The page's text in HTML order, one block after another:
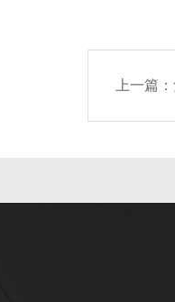
上一篇：